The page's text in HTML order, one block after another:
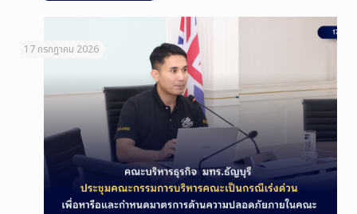
17 กรกฎาคม 2026